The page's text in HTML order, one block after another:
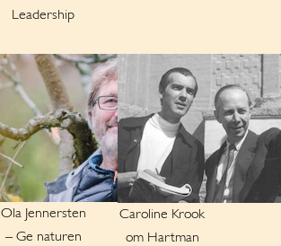
Leadership
Ola Jennersten
– Ge naturen
Caroline Krook
om Hartman